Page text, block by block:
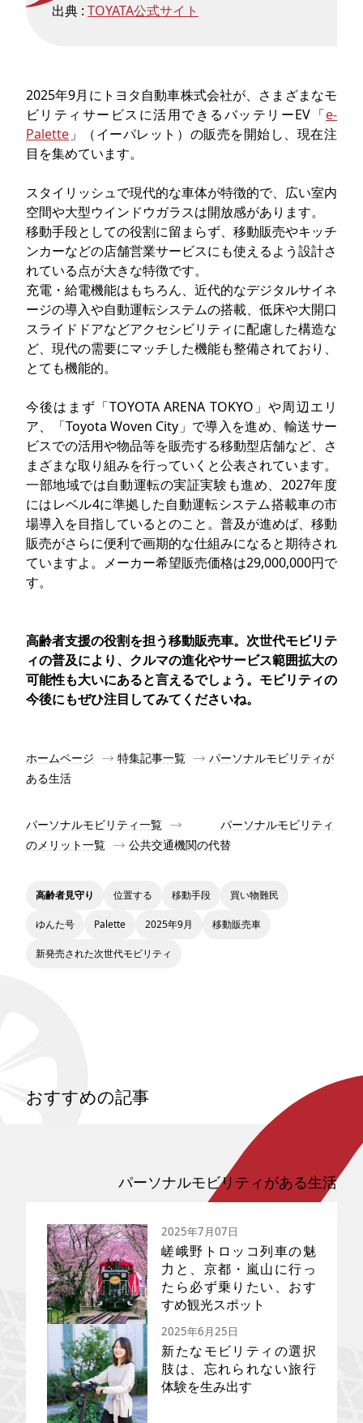
出典 : TOYATA公式サイト
2025年9月にトヨタ自動車株式会社が、さまざまなモ
ビリティサービスに活用できるバッテリーEV「e-
Palette」（イーパレット）の販売を開始し、現在注
目を集めています。
スタイリッシュで現代的な車体が特徴的で、広い室内
空間や大型ウインドウガラスは開放感があります。
移動手段としての役割に留まらず、移動販売やキッチ
ンカーなどの店舗営業サービスにも使えるよう設計さ
れている点が大きな特徴です。
充電・給電機能はもちろん、近代的なデジタルサイネ
ージの導入や自動運転システムの搭載、低床や大開口
スライドドアなどアクセシビリティに配慮した構造な
ど、現代の需要にマッチした機能も整備されており、
とても機能的。
今後はまず「TOYOTA ARENA TOKYO」や周辺エリ
ア、「Toyota Woven City」で導入を進め、輸送サー
ビスでの活用や物品等を販売する移動型店舗など、さ
まざまな取り組みを行っていくと公表されています。
一部地域では自動運転の実証実験も進め、2027年度
にはレベル4に準拠した自動運転システム搭載車の市
場導入を目指しているとのこと。普及が進めば、移動
販売がさらに便利で画期的な仕組みになると期待され
ていますよ。メーカー希望販売価格は29,000,000円で
す。
高齢者支援の役割を担う移動販売車。次世代モビリテ
ィの普及により、クルマの進化やサービス範囲拡大の
可能性も大いにあると言えるでしょう。モビリティの
今後にもぜひ注目してみてくださいね。
ホームページ 特集記事一覧
パーソナルモビリティが
ある生活
パーソナルモビリティ一覧
パーソナルモビリティ
のメリット一覧
公共交通機関の代替
高齢者見守り 位置する 移動手段 買い物難民
ゆんた号 Palette 2025年9月 移動販売車
新発売された次世代モビリティ
おすすめの記事
パーソナルモビリティがある生活
2025年7月07日
嵯峨野トロッコ列車の魅
力と、京都・嵐山に行っ
たら必ず乗りたい、おす
すめ観光スポット
歴史ある神社仏閣、美しい世界
2025年6月25日
新たなモビリティの選択
肢は、忘れられない旅行
体験を生み出す